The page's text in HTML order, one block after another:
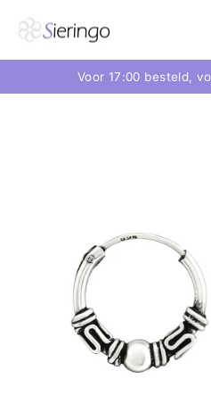
Voor 17:00 besteld,